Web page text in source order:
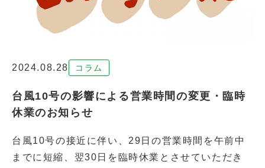
2024.08.28 コラム
台風10号の影響による営業時間の変更・臨時
休業のお知らせ
台風10号の接近に伴い、29日の営業時間を午前中
までに短縮、翌30日を臨時休業とさせていただき